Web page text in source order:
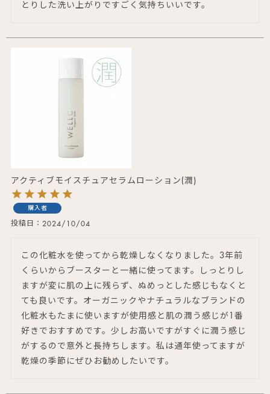
とりした洗い上がりですごく気持ちいいです。
アクティブモイスチュアセラムローション(潤)
購入者
投稿日 2024/10/04
この化粧水を使ってから乾燥しなくなりました。3年前
くらいからブースターと一緒に使ってます。しっとりし
ますが変に肌の上に残らず、ぬめっとした感じもなくと
ても良いです。オーガニックやナチュラルなブランドの
化粧水もたまに使いますが使用感と肌の潤う感じが1番
好きでおすすめです。少しお高いですがすぐに潤う感じ
がするので意外と長持ちします。私は通年使ってますが
乾燥の季節にぜひお勧めしたいです。